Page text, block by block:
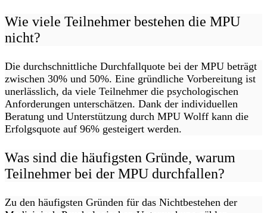
Wie viele Teilnehmer bestehen die MPU
nicht?
Die durchschnittliche Durchfallquote bei der MPU beträgt
zwischen 30% und 50%. Eine gründliche Vorbereitung ist
unerlässlich, da viele Teilnehmer die psychologischen
Anforderungen unterschätzen. Dank der individuellen
Beratung und Unterstützung durch MPU Wolff kann die
Erfolgsquote auf 96% gesteigert werden.
Was sind die häufigsten Gründe, warum
Teilnehmer bei der MPU durchfallen?
Zu den häufigsten Gründen für das Nichtbestehen der